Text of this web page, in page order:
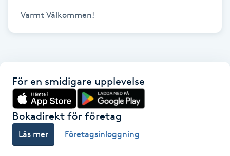
Klippning
Koppningsmassage
Kosmetisk tatuering
För en smidigare upplevelse
Bokadirekt för företag
Läs mer Företagsinloggning